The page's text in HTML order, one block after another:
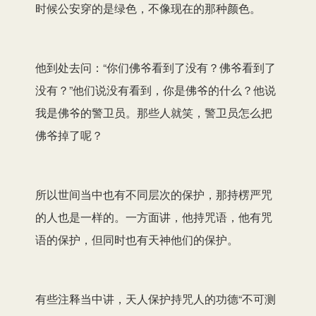
时候公安穿的是绿色，不像现在的那种颜色。
他到处去问：“你们佛爷看到了没有？佛爷看到了
没有？”他们说没有看到，你是佛爷的什么？他说
我是佛爷的警卫员。那些人就笑，警卫员怎么把
佛爷掉了呢？
所以世间当中也有不同层次的保护，那持楞严咒
的人也是一样的。一方面讲，他持咒语，他有咒
语的保护，但同时也有天神他们的保护。
有些注释当中讲，天人保护持咒人的功德“不可测